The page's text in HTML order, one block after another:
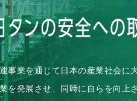
事業を通じて日本の産業社会に
を発展させ、同時に自らを向上